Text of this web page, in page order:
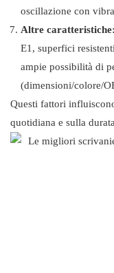
oscillazione con
Altre caratteristiche:
E1, superfici
ampie possibilità di
(dimensioni/colore/
Questi fattori
quotidiana e sulla